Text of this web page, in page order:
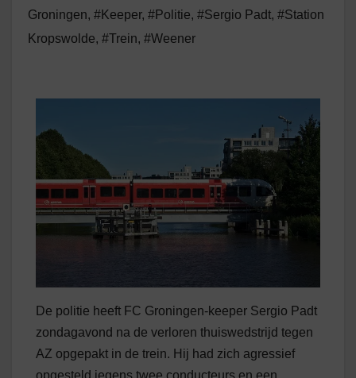
Groningen, #Keeper, #Politie, #Sergio Padt, #Station
Kropswolde, #Trein, #Weener
De politie heeft FC Groningen-keeper Sergio Padt
zondagavond na de verloren thuiswedstrijd tegen
AZ opgepakt in de trein. Hij had zich agressief